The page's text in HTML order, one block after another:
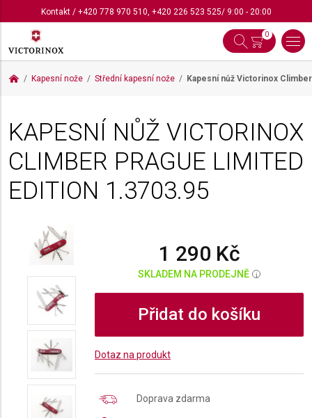
Kontakt/ +420 778 970 510, +420 226 523 525/ 9:00 - 20:00
0
Kapesní nože Střední kapesní nože Kapesní nůž Victorinox
KAPESNÍ NŮŽ VICTORINOX
CLIMBER PRAGUE LIMITED
EDITION 1.3703.95
1 290 Kč
SKLADEM NA PRODEJNĚ i
Přidat do košíku
Dotaz na produkt
Doprava zdarma